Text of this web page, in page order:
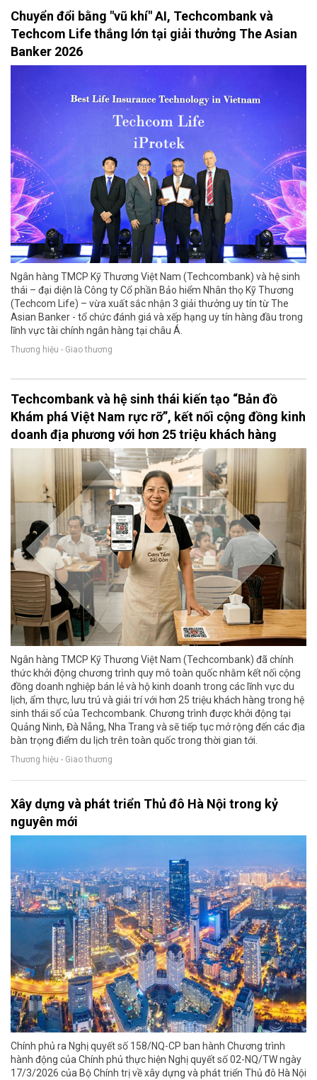
Chuyển đổi bằng "vũ khí" AI, Techcombank và
Techcom Life thắng lớn tại giải thưởng The Asian
Banker 2026
Ngân hàng TMCP Kỹ Thương Việt Nam (Techcombank) và hệ sinh
thái – đại diện là Công ty Cổ phần Bảo hiểm Nhân thọ Kỹ Thương
(Techcom Life) – vừa xuất sắc nhận 3 giải thưởng uy tín từ The
Asian Banker - tổ chức đánh giá và xếp hạng uy tín hàng đầu trong
lĩnh vực tài chính ngân hàng tại châu Á.
Thương hiệu - Giao thương
Techcombank và hệ sinh thái kiến tạo “Bản đồ
Khám phá Việt Nam rực rỡ”, kết nối cộng đồng kinh
doanh địa phương với hơn 25 triệu khách hàng
Ngân hàng TMCP Kỹ Thương Việt Nam (Techcombank) đã chính
thức khởi động chương trình quy mô toàn quốc nhằm kết nối cộng
đồng doanh nghiệp bán lẻ và hộ kinh doanh trong các lĩnh vực du
lịch, ẩm thực, lưu trú và giải trí với hơn 25 triệu khách hàng trong hệ
sinh thái số của Techcombank. Chương trình được khởi động tại
Quảng Ninh, Đà Nẵng, Nha Trang và sẽ tiếp tục mở rộng đến các địa
bàn trọng điểm du lịch trên toàn quốc trong thời gian tới.
Thương hiệu - Giao thương
Xây dựng và phát triển Thủ đô Hà Nội trong kỷ
nguyên mới
Chính phủ ra Nghị quyết số 158/NQ-CP ban hành Chương trình
hành động của Chính phủ thực hiện Nghị quyết số 02-NQ/TW ngày
17/3/2026 của Bộ Chính trị về xây dựng và phát triển Thủ đô Hà Nội